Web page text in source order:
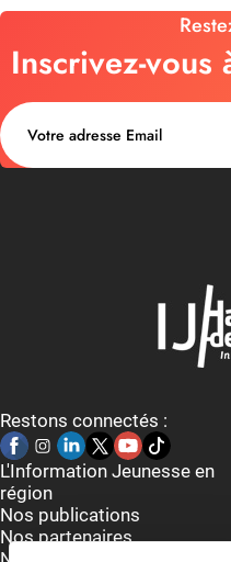
Inscrivez-vous
Restons connectés :
L'Information Jeunesse en
région
Nos publications
Nos partenaires